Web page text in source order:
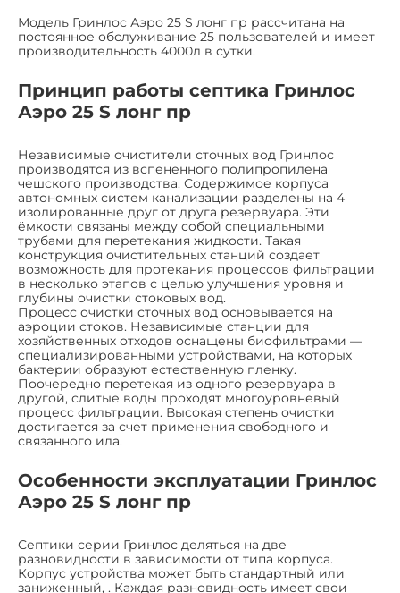
Модель Гринлос Аэро 25 S лонг пр рассчитана на
постоянное обслуживание 25 пользователей и имеет
производительность 4000л в сутки.
Принцип работы септика Гринлос
Аэро 25 S лонг пр
Независимые очистители сточных вод Гринлос
производятся из вспененного полипропилена
чешского производства. Содержимое корпуса
автономных систем канализации разделены на 4
изолированные друг от друга резервуара. Эти
ёмкости связаны между собой специальными
трубами для перетекания жидкости. Такая
конструкция очистительных станций создает
возможность для протекания процессов фильтрации
в несколько этапов с целью улучшения уровня и
глубины очистки стоковых вод.
Процесс очистки сточных вод основывается на
аэроции стоков. Независимые станции для
хозяйственных отходов оснащены биофильтрами —
специализированными устройствами, на которых
бактерии образуют естественную пленку.
Поочередно перетекая из одного резервуара в
другой, слитые воды проходят многоуровневый
процесс фильтрации. Высокая степень очистки
достигается за счет применения свободного и
связанного ила.
Особенности эксплуатации Гринлос
Аэро 25 S лонг пр
Септики серии Гринлос деляться на две
разновидности в зависимости от типа корпуса.
Корпус устройства может быть стандартный или
заниженный, . Каждая разновидность имеет свои